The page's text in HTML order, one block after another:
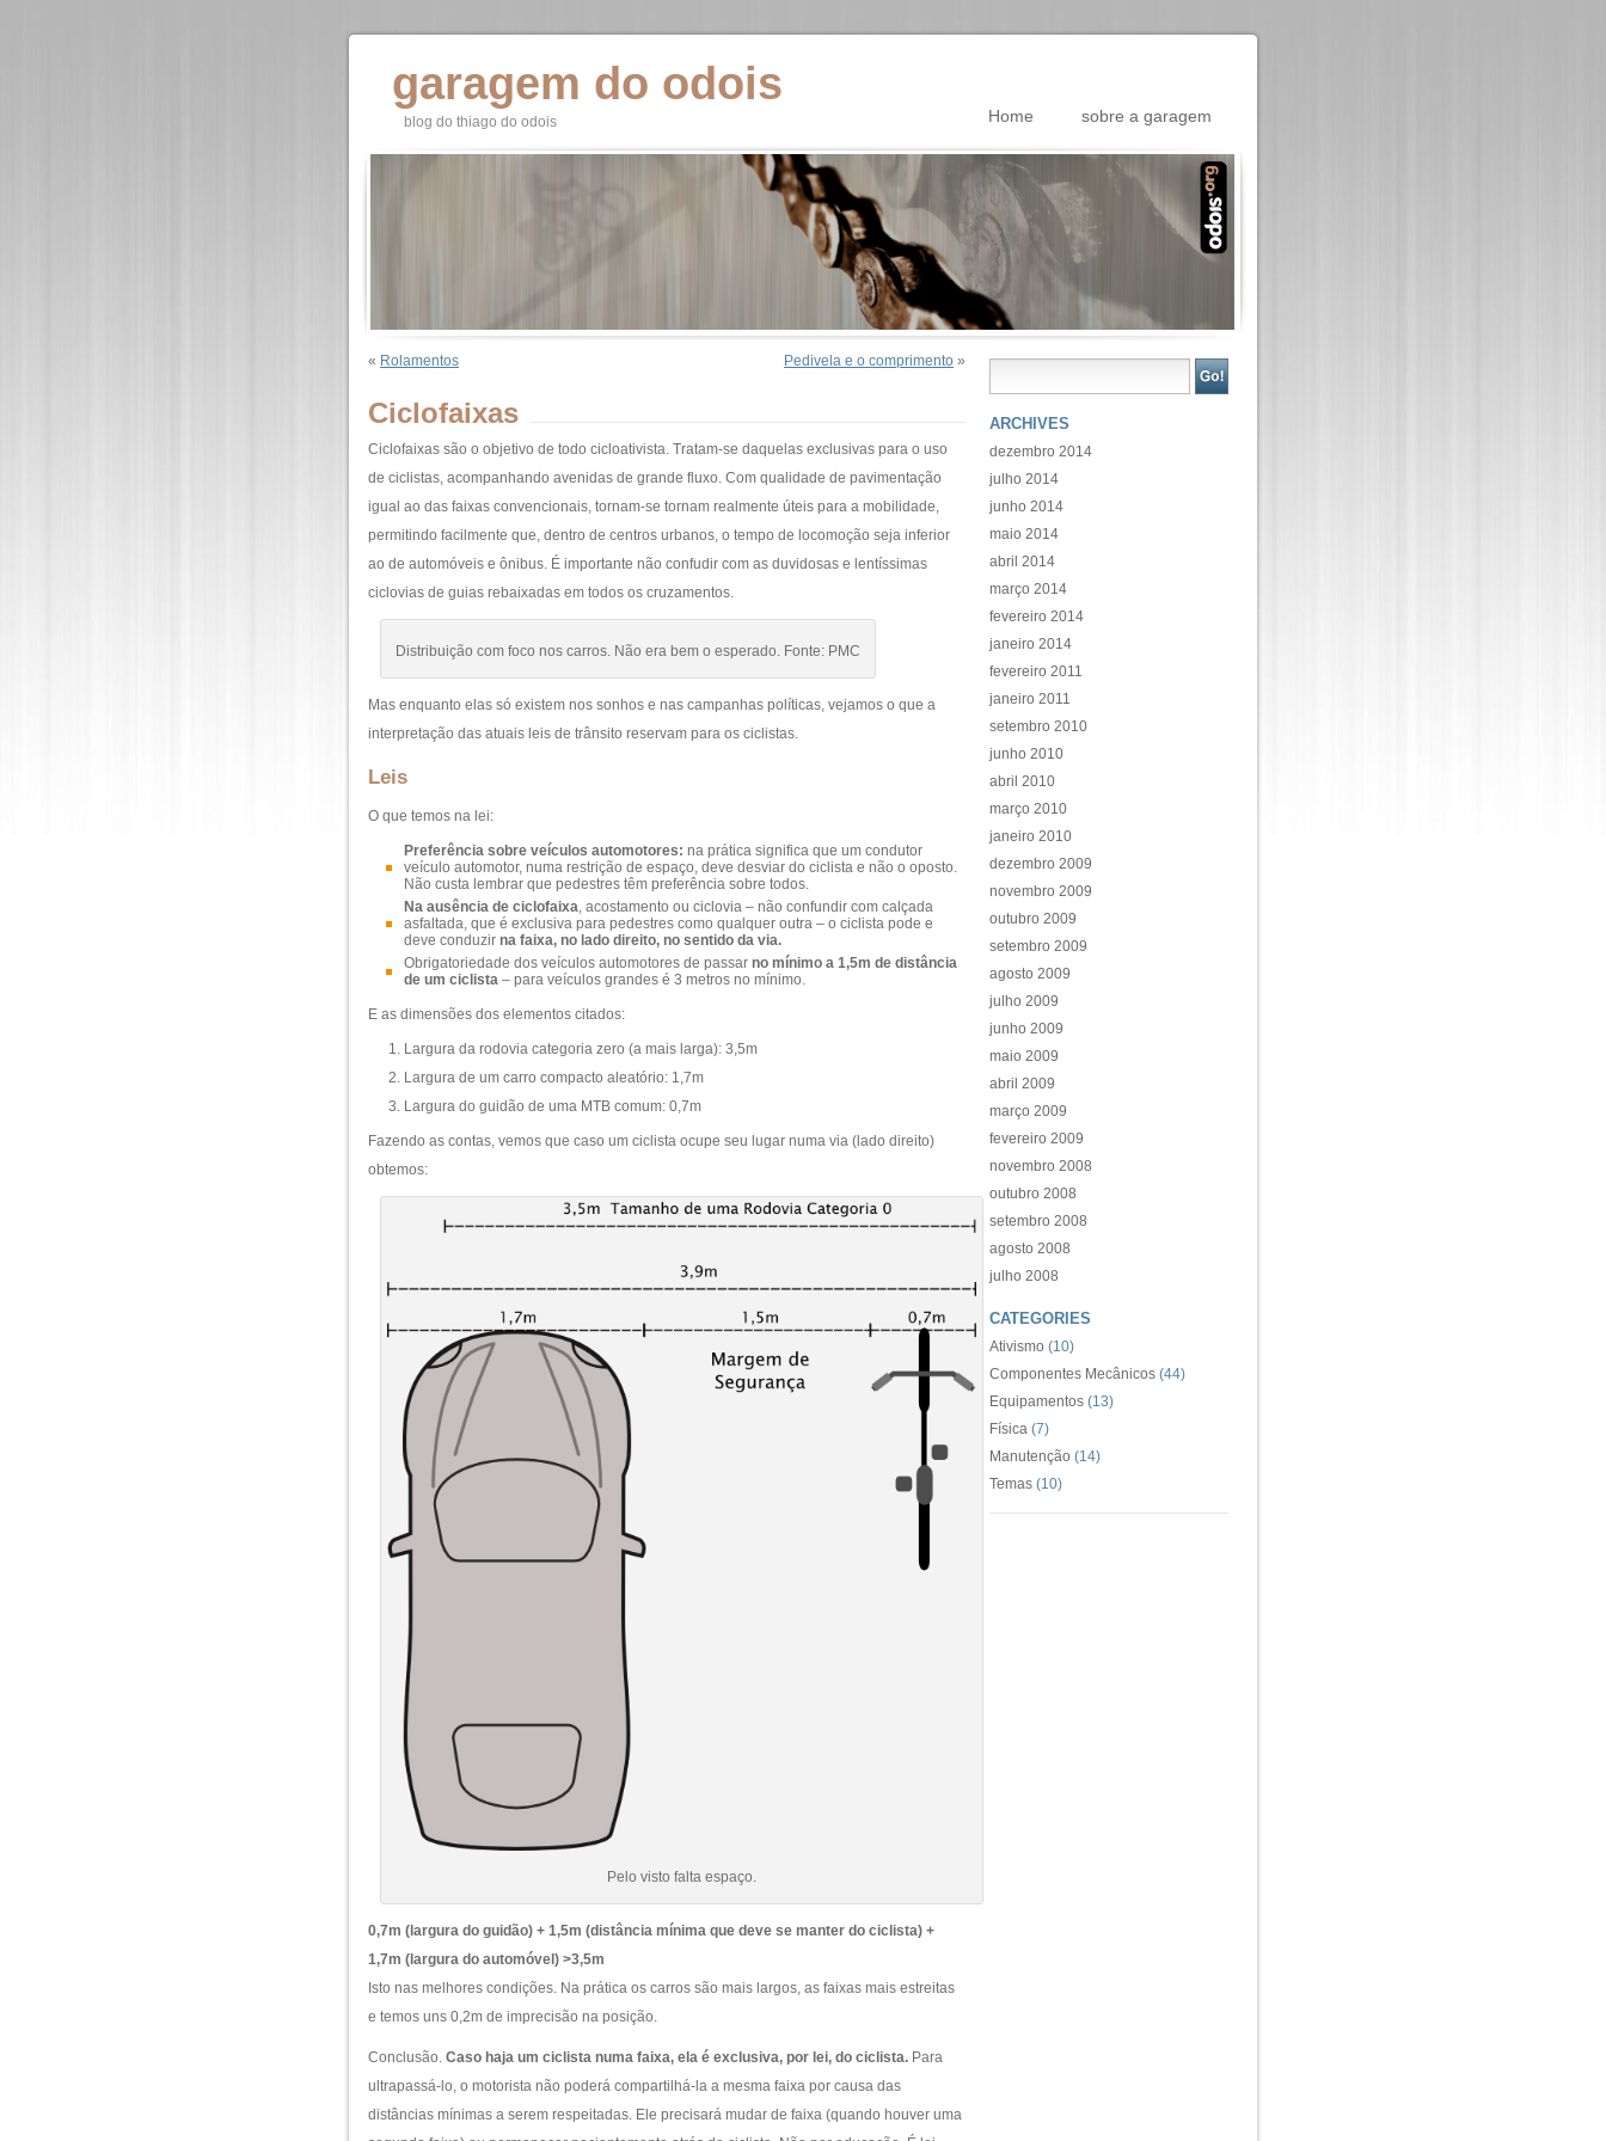
garagem do odois
blog do thiago do odois Home sobre a garagem
« Rolamentos Pedivela e o comprimento »
Ciclofaixas
Ciclofaixas são o objetivo de todo cicloativista. Tratam-se daquelas exclusivas para o uso
de ciclistas, acompanhando avenidas de grande fluxo. Com qualidade de pavimentação
igual ao das faixas convencionais, tornam-se tornam realmente úteis para a mobilidade,
permitindo facilmente que, dentro de centros urbanos, o tempo de locomoção seja inferior
ao de automóveis e ônibus. É importante não confudir com as duvidosas e lentíssimas
ciclovias de guias rebaixadas em todos os cruzamentos.
Distribuição com foco nos carros. Não era bem o esperado. Fonte: PMC
Mas enquanto elas só existem nos sonhos e nas campanhas políticas, vejamos o que a
interpretação das atuais leis de trânsito reservam para os ciclistas.
Leis
O que temos na lei:
Preferência sobre veículos automotores: na prática significa que um condutor
veículo automotor, numa restrição de espaço, deve desviar do ciclista e não o oposto.
Não custa lembrar que pedestres têm preferência sobre todos.
Na ausência de ciclofaixa, acostamento ou ciclovia – não confundir com calçada
asfaltada, que é exclusiva para pedestres como qualquer outra – o ciclista pode e
deve conduzir na faixa, no lado direito, no sentido da via.
Obrigatoriedade dos veículos automotores de passar no mínimo a 1,5m de distância
de um ciclista – para veículos grandes é 3 metros no mínimo.
E as dimensões dos elementos citados:
Largura da rodovia categoria zero (a mais larga): 3,5m
Largura de um carro compacto aleatório: 1,7m
Largura do guidão de uma MTB comum: 0,7m
Fazendo as contas, vemos que caso um ciclista ocupe seu lugar numa via (lado direito)
obtemos:
Pelo visto falta espaço.
0,7m (largura do guidão) + 1,5m (distância mínima que deve se manter do ciclista) +
1,7m (largura do automóvel) >3,5m
Isto nas melhores condições. Na prática os carros são mais largos, as faixas mais estreitas
e temos uns 0,2m de imprecisão na posição.
Conclusão. Caso haja um ciclista numa faixa, ela é exclusiva, por lei, do ciclista. Para
ultrapassá-lo, o motorista não poderá compartilhá-la a mesma faixa por causa das
distâncias mínimas a serem respeitadas. Ele precisará mudar de faixa (quando houver uma
ARCHIVES
dezembro 2014
julho 2014
junho 2014
maio 2014
abril 2014
março 2014
fevereiro 2014
janeiro 2014
fevereiro 2011
janeiro 2011
setembro 2010
junho 2010
abril 2010
março 2010
janeiro 2010
dezembro 2009
novembro 2009
outubro 2009
setembro 2009
agosto 2009
julho 2009
junho 2009
maio 2009
abril 2009
março 2009
fevereiro 2009
novembro 2008
outubro 2008
setembro 2008
agosto 2008
julho 2008
CATEGORIES
Ativismo (10)
Componentes Mecânicos (44)
Equipamentos (13)
Física (7)
Manutenção (14)
Temas (10)